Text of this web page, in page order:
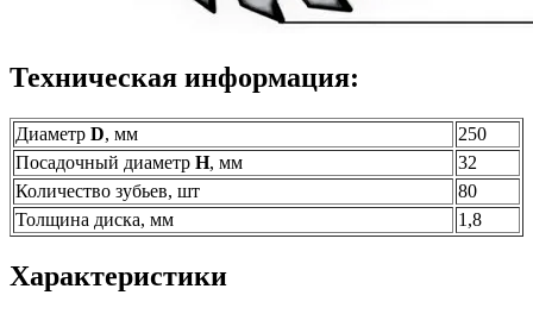
Техническая информация:
Диаметр D, мм
250
Посадочный диаметр H, мм
32
Количество зубьев, шт
80
Толщина диска, мм
1,8
Характеристики